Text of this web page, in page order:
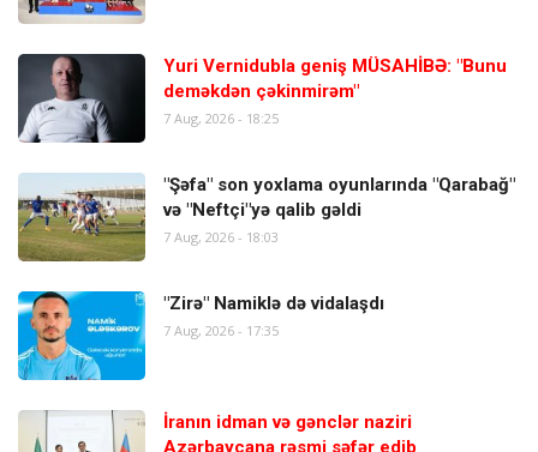
Yuri Vernidubla geniş MÜSAHİBƏ: "Bunu
deməkdən çəkinmirəm"
7 Aug, 2026 - 18:25
"Şəfa" son yoxlama oyunlarında "Qarabağ"
və "Neftçi"yə qalib gəldi
7 Aug, 2026 - 18:03
"Zirə" Namiklə də vidalaşdı
7 Aug, 2026 - 17:35
İranın idman və gənclər naziri
Azərbaycana rəsmi səfər edib